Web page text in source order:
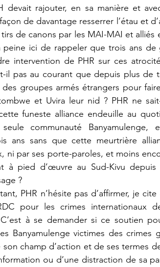
rajouter, en sa manière et
de davantage resserrer l’étau et
de canons par les MAI-MAI et alliés
ici de rappeler que trois ans de
intervention de PHR sur ces
il pas au courant que depuis plus de
groupes armés étrangers pour
et Uvira leur nid ? PHR ne
funeste alliance endeuille au
communauté Banyamulenge,
ans sans que cette meurtrière
ni par ses porte-paroles, et moins
à pied d’œuvre au Sud-Kivu depuis
?
pour les crimes internationaux
à se demander si ce soutien
Banyamulenge victimes des crimes
champ d’action et de ses termes
ou d’une distraction de sa